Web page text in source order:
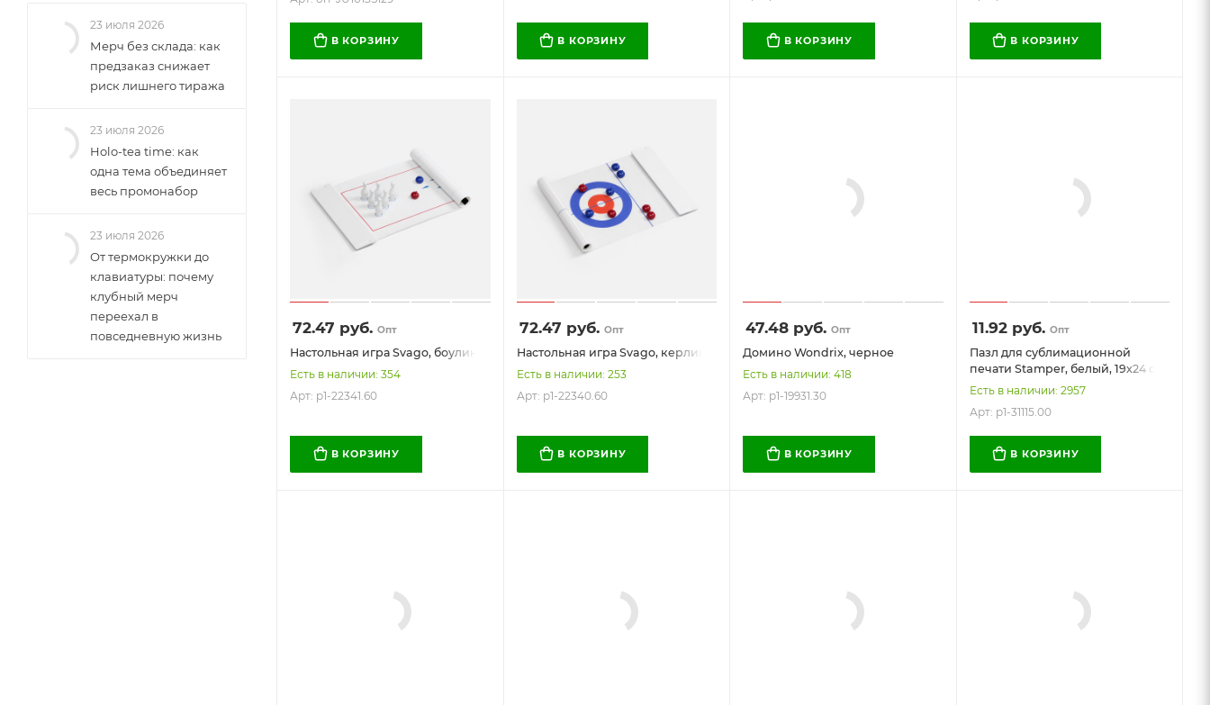
В КОРЗИНУ В КОРЗИНУ В КОРЗИНУ В КОРЗИНУ
72.47 руб. Опт
Настольная игра Svago, боулинг
Есть в наличии: 354
Арт: p1-22341.60
В КОРЗИНУ
72.47 руб. Опт
Настольная игра Svago, керлинг
Есть в наличии: 253
Арт: p1-22340.60
В КОРЗИНУ
47.48 руб. Опт
Домино Wondrix, черное
Есть в наличии: 418
Арт: p1-19931.30
В КОРЗИНУ
11.92руб. Опт
Пазл для сублимационной
печати Stamper, белый, 19х24 см
Есть в наличии: 2957
Арт: p1-31115.00
В КОРЗИНУ
23 июля 2026
Мерч без склада: как
предзаказ снижает
риск лишнего тиража
23 июля 2026
Holo-tea time: как
одна тема объединяет
весь промонабор
23 июля 2026
От термокружки до
клавиатуры: почему
клубный мерч
переехал в
повседневную жизнь